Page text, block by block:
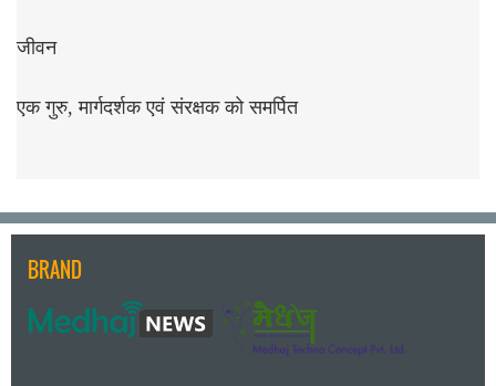
जीवन
एक गुरु, मार्गदर्शक एवं संरक्षक को समर्पित
BRAND